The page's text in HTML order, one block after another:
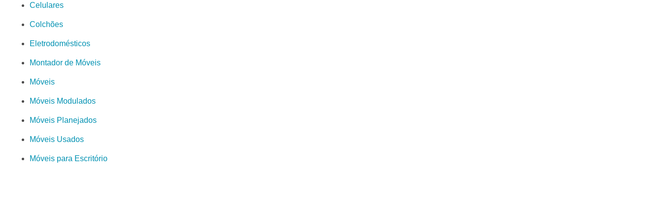
Celulares
Colchões
Eletrodomésticos
Montador de Móveis
Móveis
Móveis Modulados
Móveis Planejados
Móveis Usados
Móveis para Escritório